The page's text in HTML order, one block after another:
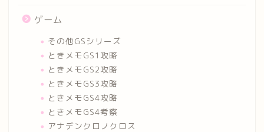
ゲーム
その他GSシリーズ
ときメモGS1攻略
ときメモGS2攻略
ときメモGS3攻略
ときメモGS4攻略
ときメモGS4考察
アナデンクロノクロス